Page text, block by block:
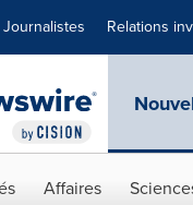
Journalistes Relations
Affaires